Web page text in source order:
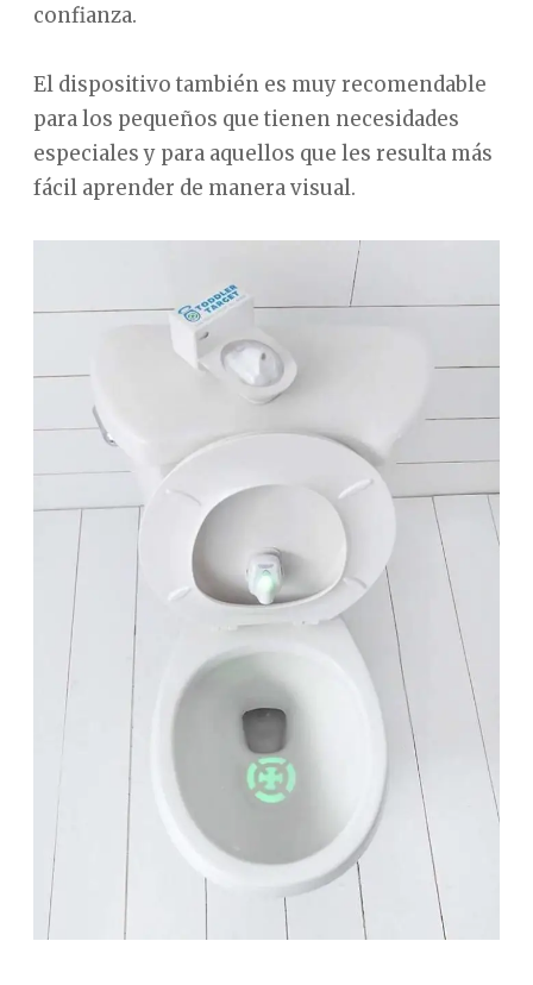
confianza.
El dispositivo también es muy recomendable
para los pequeños que tienen necesidades
especiales y para aquellos que les resulta más
fácil aprender de manera visual.